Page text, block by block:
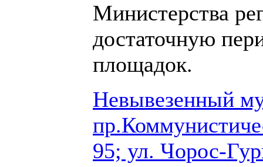
Министерства
достаточную
площадок.
Невывезенный
95; ул. Чорос-